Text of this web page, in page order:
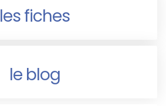
les fiches
le blog